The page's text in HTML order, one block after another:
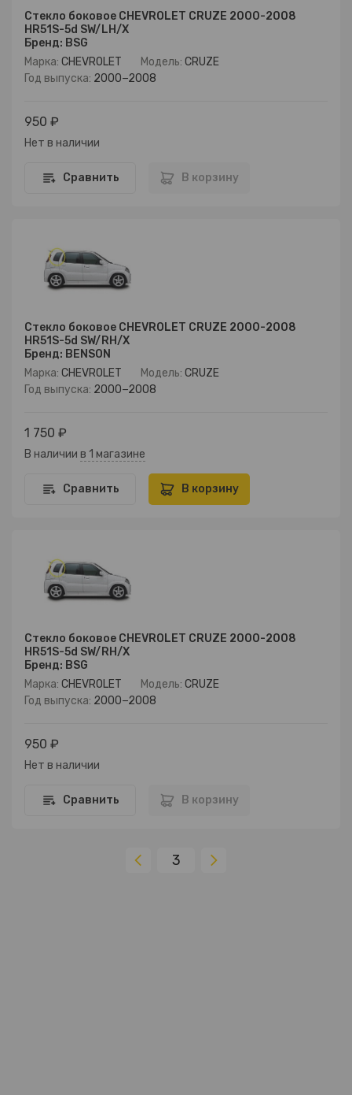
Стекло боковое CHEVROLET CRUZE 2000-2008
HR51S-5d SW/LH/X
Бренд: BSG
Марка: CHEVROLET Модель: CRUZE
Год выпуска: 2000−2008
950 ₽
Нет в наличии
Сравнить В корзину
Стекло боковое CHEVROLET CRUZE 2000-2008
HR51S-5d SW/RH/X
Бренд: BENSON
Марка: CHEVROLET Модель: CRUZE
Год выпуска: 2000−2008
1 750 ₽
В наличии в 1 магазине
Сравнить В корзину
Стекло боковое CHEVROLET CRUZE 2000-2008
HR51S-5d SW/RH/X
Бренд: BSG
Марка: CHEVROLET Модель: CRUZE
Год выпуска: 2000−2008
950 ₽
Нет в наличии
Сравнить В корзину
3